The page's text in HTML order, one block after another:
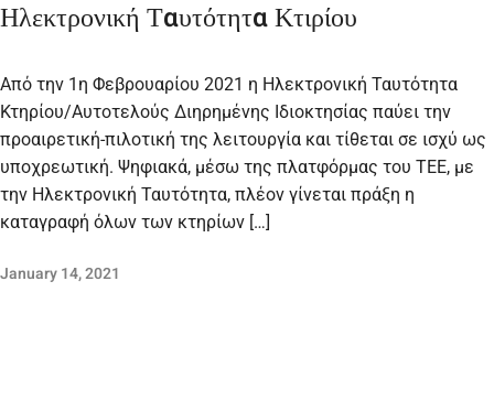
Ηλεκτρονική Ταυτότητα Κτιρίου
Από την 1η Φεβρουαρίου 2021 η Ηλεκτρονική Ταυτότητα
Κτηρίου/Αυτοτελούς Διηρημένης Ιδιοκτησίας παύει την
προαιρετική-πιλοτική της λειτουργία και τίθεται σε ισχύ ως
υποχρεωτική. Ψηφιακά, μέσω της πλατφόρμας του ΤΕΕ, με
την Ηλεκτρονική Ταυτότητα, πλέον γίνεται πράξη η
καταγραφή όλων των κτηρίων […]
January 14, 2021